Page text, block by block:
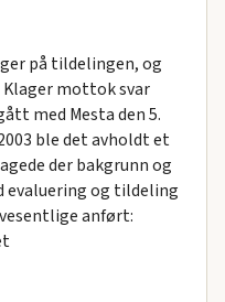
på tildelingen, og
mottok svar
med Mesta den 5.
ble det avholdt et
der bakgrunn og
evaluering og tildeling
anført: